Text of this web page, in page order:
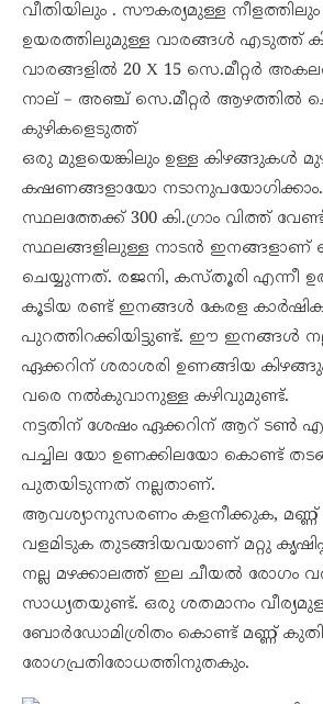
വീതിയിലും . സൗകര്യമുള്ള നീളത്തിലും
ഉയരത്തിലുമുള്ള വാരങ്ങൾ എടുത്ത്
വാരങ്ങളിൽ 20 X 15 സെ.മീറ്റർ
നാല് – അഞ്ച് സെ.മീറ്റർ ആഴത്തിൽ
കുഴികളെടുത്ത്
ഒരു മുളയെങ്കിലും ഉള്ള കിഴങ്ങുകൾ
കഷണങ്ങളായോ
സ്ഥലത്തേക്ക് 300 കി.ഗ്രാം വിത്ത്
സ്ഥലങ്ങളിലുള്ള നാടൻ
ചെയ്യുന്നത്. രജനി, കസ്തൂരി എന്നീ
കൂടിയ രണ്ട് ഇനങ്ങൾ കേരള
പുറത്തിറക്കിയിട്ടുണ്ട്. ഈ ഇനങ്ങൾ
ഏക്കറിന് ശരാശരി ഉണങ്ങിയ
വരെ നൽകുവാനുള്ള കഴിവുമുണ്ട്.
നട്ടതിന് ശേഷം ഏക്കറിന് ആറ് ടൺ
പച്ചില യോ ഉണക്കിലയോ കൊണ്ട്
പുതയിടുന്നത് നല്ലതാണ്.
ആവശ്യാനുസരണം കളനീക്കുക, മണ്ണ്
വളമിടുക തുടങ്ങിയവയാണ് മറ്റു
നല്ല മഴക്കാലത്ത് ഇല ചീയൽ രോഗം
സാധ്യതയുണ്ട്. ഒരു ശതമാനം
ബോർഡോമിശ്രിതം കൊണ്ട് മണ്ണ്
രോഗപ്രതിരോധത്തിനുതകും.